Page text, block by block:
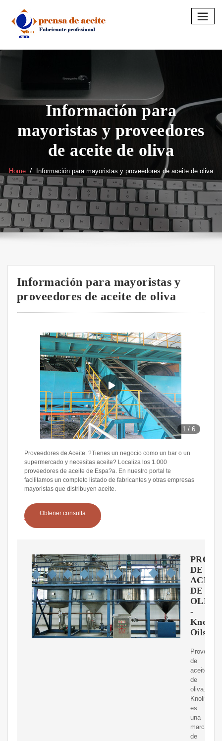
content
Información para
mayoristas y proveedores
de aceite de oliva
Home Información para mayoristas y proveedores de aceite de oliva
Información para mayoristas y
proveedores de aceite de oliva
1 /6
Proveedores de Aceite. ?Tienes un negocio como un bar o un
supermercado y necesitas aceite? Localiza los 1.000
proveedores de aceite de Espa?a. En nuestro portal te
facilitamos un completo listado de fabricantes y otras empresas
mayoristas que distribuyen aceite.
Obtener consulta
DE
DE
OLIVA
-
Knolive
Oils
Proveedor
de
aceite
de
oliva.
Knolive
es
una
marca
de